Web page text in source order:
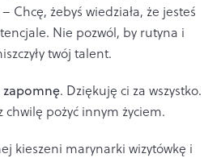
Chcę, żebyś wiedziała, że jesteś
Nie pozwól, by rutyna i
twój talent.
. Dziękuję ci za wszystko.
chwilę pożyć innym życiem.
kieszeni marynarki wizytówkę i